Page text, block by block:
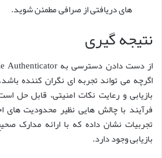
های دریافتی از صرافی مطمئن شوید.
نتیجه گیری
اگرچه می تواند تجربه ای نگران کننده
بازیابی و رعایت نکات امنیتی، قابل حل
فرآیند با چالش هایی نظیر محدودیت های
تجربیات نشان داده که با ارائه مدارک
بازیابی وجود دارد.